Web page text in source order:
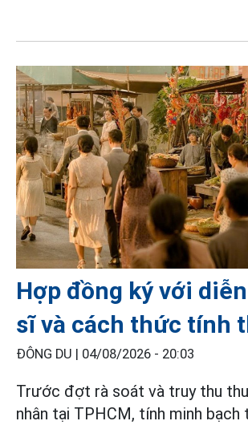
Hợp đồng ký với
sĩ và cách thức tính
ĐÔNG DU | 04/08/2026 - 20:03
Trước đợt rà soát và truy thu
nhân tại TPHCM, tính minh bạch